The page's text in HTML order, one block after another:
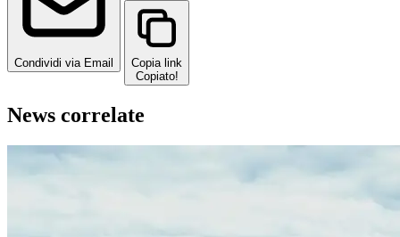
Condividi via Email
Copia link
Copiato!
News correlate